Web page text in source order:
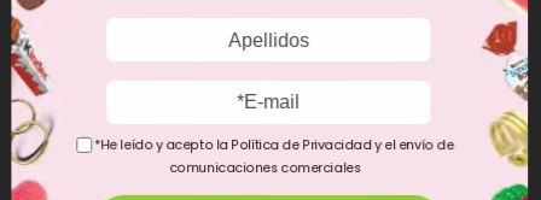
INFORMACIÓN LEGAL
*He leído y acepto la Política de Privacidad y el envío de
comunicaciones comerciales